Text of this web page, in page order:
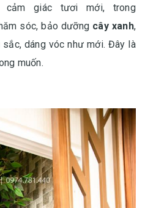
cảm giác tươi mới, trong
sóc, bảo dưỡng cây xanh,
dáng vóc như mới. Đây là
muốn.